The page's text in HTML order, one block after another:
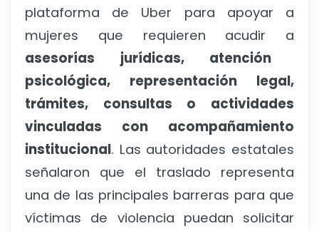
plataforma de Uber para apoyar a
mujeres que requieren acudir a
asesorías jurídicas, atención
psicológica, representación legal,
trámites, consultas o actividades
vinculadas con acompañamiento
institucional. Las autoridades estatales
señalaron que el traslado representa
una de las principales barreras para que
víctimas de violencia puedan solicitar